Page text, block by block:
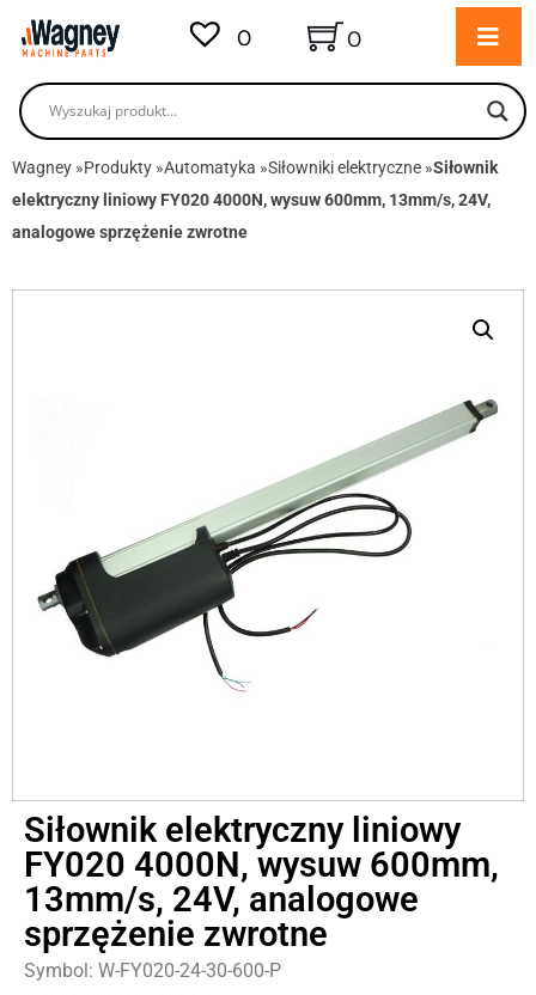
0 0
Wagney »Produkty »Automatyka »Siłowniki elektryczne »Siłownik
elektryczny liniowy FY020 4000N, wysuw 600mm, 13mm/s, 24V,
analogowe sprzężenie zwrotne
Siłownik elektryczny liniowy
FY020 4000N, wysuw 600mm,
13mm/s, 24V, analogowe
sprzężenie zwrotne
Symbol: W-FY020-24-30-600-P